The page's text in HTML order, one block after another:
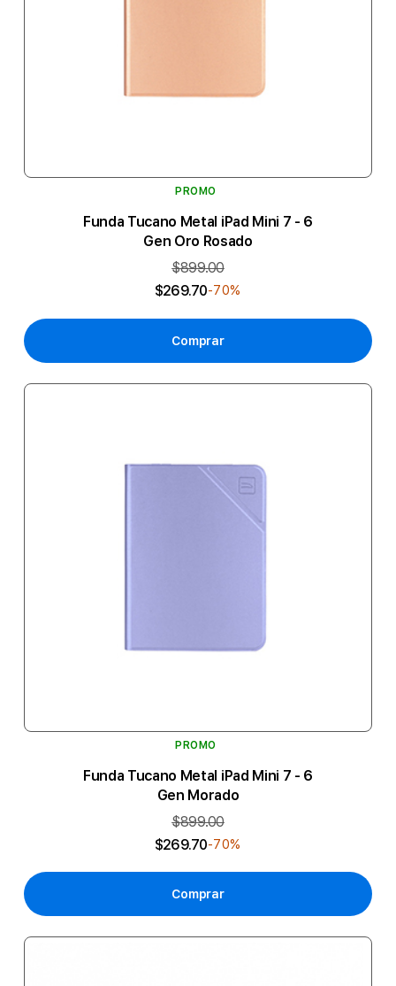
PROMO
Funda Tucano Metal iPad Mini 7 - 6
Gen Oro Rosado
$899.00
$269.70-70%
Comprar
PROMO
Funda Tucano Metal iPad Mini 7 - 6
Gen Morado
$899.00
$269.70-70%
Comprar